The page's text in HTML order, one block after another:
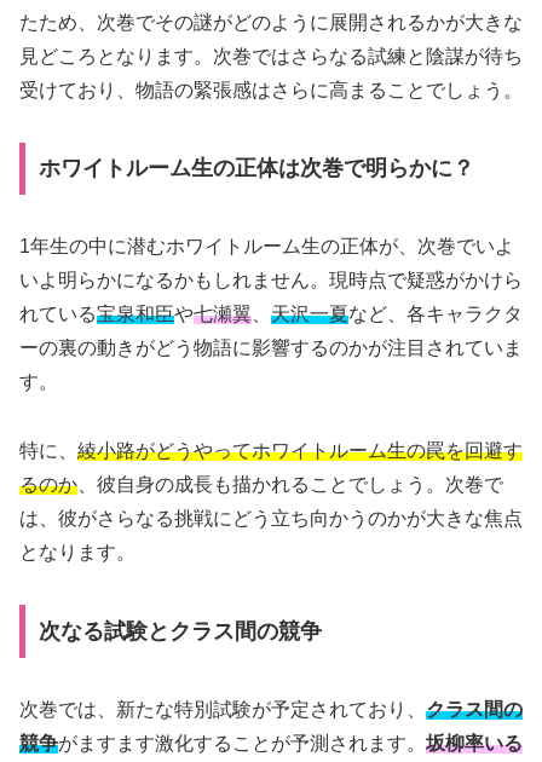
たため、次巻でその謎がどのように展開されるかが大きな
見どころとなります。次巻ではさらなる試練と陰謀が待ち
受けており、物語の緊張感はさらに高まることでしょう。
ホワイトルーム生の正体は次巻で明らかに？
1年生の中に潜むホワイトルーム生の正体が、次巻でいよ
いよ明らかになるかもしれません。現時点で疑惑がかけら
れている宝泉和臣や七瀬翼 天沢一夏など、各キャラクタ
ーの裏の動きがどう物語に影響するのかが注目されていま
す。
特に、 綾小路がどうやってホワイトルーム生の罠を回避す
るのか 、彼自身の成長も描かれることでしょう。次巻で
は、彼がさらなる挑戦にどう立ち向かうのかが大きな焦点
となります。
次なる試験とクラス間の競争
次巻では、新たな特別試験が予定されており、 クラス間の
競争がますます激化することが予測されます。 坂柳率いる